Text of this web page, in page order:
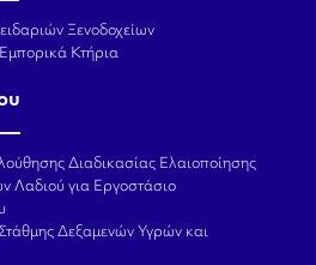
Ξενοδοχείων
Κτήρια
Διαδικασίας Ελαιοποίησης
Λαδιού για Εργοστάσιο
Δεξαμενών Υγρών και